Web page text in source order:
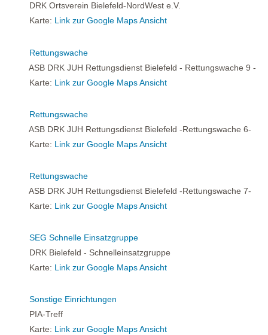
DRK Ortsverein Bielefeld-NordWest e.V.
Karte: Link zur Google Maps Ansicht
Rettungswache
ASB DRK JUH Rettungsdienst Bielefeld - Rettungswache 9 -
Karte: Link zur Google Maps Ansicht
Rettungswache
ASB DRK JUH Rettungsdienst Bielefeld -Rettungswache 6-
Karte: Link zur Google Maps Ansicht
Rettungswache
ASB DRK JUH Rettungsdienst Bielefeld -Rettungswache 7-
Karte: Link zur Google Maps Ansicht
SEG Schnelle Einsatzgruppe
DRK Bielefeld - Schnelleinsatzgruppe
Karte: Link zur Google Maps Ansicht
Sonstige Einrichtungen
PIA-Treff
Karte: Link zur Google Maps Ansicht